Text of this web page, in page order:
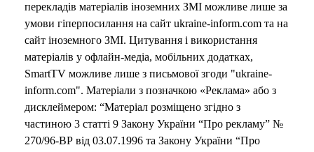
перекладів матеріалів іноземних ЗМІ можливе лише за
умови гіперпосилання на сайт ukraine-inform.com та на
сайт іноземного ЗМІ. Цитування і використання
матеріалів у офлайн-медіа, мобільних додатках,
SmartTV можливе лише з письмової згоди "ukraine-
inform.com". Матеріали з позначкою «Реклама» або з
дисклеймером: “Матеріал розміщено згідно з
частиною 3 статті 9 Закону України “Про рекламу” №
270/96-ВР від 03.07.1996 та Закону України “Про